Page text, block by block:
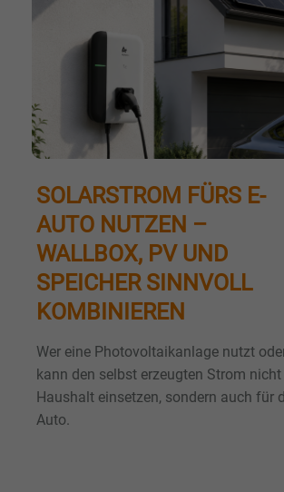
SOLARSTROM FÜRS E-
AUTO NUTZEN –
WALLBOX, PV UND
SPEICHER SINNVOLL
KOMBINIEREN
Wer eine Photovoltaikanlage nutzt
kann den selbst erzeugten Strom
Haushalt einsetzen, sondern auch für
Auto.